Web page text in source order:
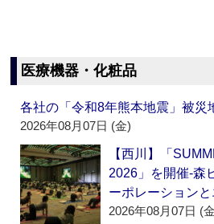
医療機器・化粧品
各社の「令和8年熊本地震」被災
2026年08月07日 (金)
【西川】「
2026」を開催‐森
ーポレーション
2026年08月07日 (